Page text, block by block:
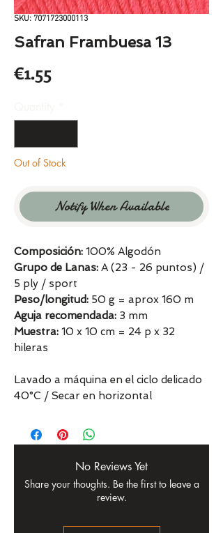
SKU: 7071723000113
Safran Frambuesa 13
€1.55Price
Out of Stock
Notify When Available
Composición: 100% Algodón
Grupo de Lanas: A (23 - 26 puntos) /
5 ply / sport
Peso/longitud: 50 g = aprox 160 m
Aguja recomendada: 3 mm
Muestra: 10 x 10 cm = 24 p x 32
hileras
Lavado a máquina en el ciclo delicado
40°C / Secar en horizontal
No Reviews Yet
Share your thoughts. Be the first to leave a
review.